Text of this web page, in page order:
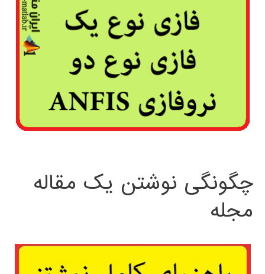
چگونگی نوشتن یک مقاله
مجله